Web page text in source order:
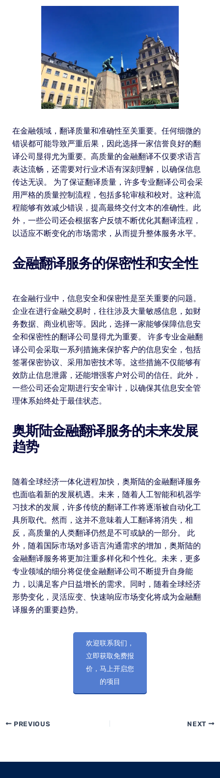
在金融领域，翻译质量和准确性至关重要。任何细微的
错误都可能导致严重后果，因此选择一家信誉良好的翻
译公司显得尤为重要。高质量的金融翻译不仅要求语言
表达流畅，还需要对行业术语有深刻理解，以确保信息
传达无误。 为了保证翻译质量，许多专业翻译公司会采
用严格的质量控制流程，包括多轮审核和校对。这种流
程能够有效减少错误，提高最终交付文本的准确性。此
外，一些公司还会根据客户反馈不断优化其翻译流程，
以适应不断变化的市场需求，从而提升整体服务水平。
金融翻译服务的保密性和安全性
在金融行业中，信息安全和保密性是至关重要的问题。
企业在进行金融交易时，往往涉及大量敏感信息，如财
务数据、商业机密等。因此，选择一家能够保障信息安
全和保密性的翻译公司显得尤为重要。 许多专业金融翻
译公司会采取一系列措施来保护客户的信息安全，包括
签署保密协议、采用加密技术等。这些措施不仅能够有
效防止信息泄露，还能增强客户对公司的信任。此外，
一些公司还会定期进行安全审计，以确保其信息安全管
理体系始终处于最佳状态。
奥斯陆金融翻译服务的未来发展
趋势
随着全球经济一体化进程加快，奥斯陆的金融翻译服务
也面临着新的发展机遇。未来，随着人工智能和机器学
习技术的发展，许多传统的翻译工作将逐渐被自动化工
具所取代。然而，这并不意味着人工翻译将消失，相
反，高质量的人类翻译仍然是不可或缺的一部分。 此
外，随着国际市场对多语言沟通需求的增加，奥斯陆的
金融翻译服务将更加注重多样化和个性化。未来，更多
专业领域的细分将促使金融翻译公司不断提升自身能
力，以满足客户日益增长的需求。同时，随着全球经济
形势变化，灵活应变、快速响应市场变化将成为金融翻
译服务的重要趋势。
欢迎联系我们，
立即获取免费报
价，马上开启您
的项目
PREVIOUS NEXT